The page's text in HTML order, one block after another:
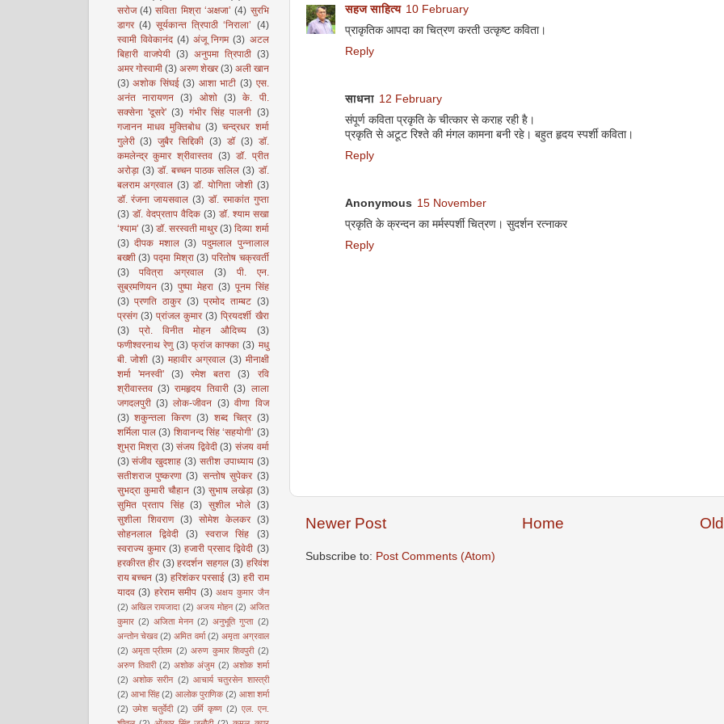
सहज साहित्य 10 February
प्राकृतिक आपदा का चित्रण करती उत्कृष्ट कविता।
Reply
साधना 12 February
संपूर्ण कविता प्रकृति के चीत्कार से कराह रही है।
प्रकृति से अटूट रिश्ते की मंगल कामना बनी रहे। बहुत हृदय स्पर्शी कविता।
Reply
Anonymous 15 November
प्रकृति के क्रन्दन का मर्मस्पर्शी चित्रण। सुदर्शन रत्नाकर
Reply
Newer Post Home
Subscribe to: Post Comments (Atom)
सरोज (4) सविता मिश्रा ‘अक्षजा’ (4) सुरभि
डागर (4) सूर्यकान्त त्रिपाठी ‘निराला’ (4)
स्वामी विवेकानंद (4) अंजू निगम (3) अटल
बिहारी वाजपेयी (3) अनुपमा त्रिपाठी (3)
अमर गोस्वामी (3) अरुण शेखर (3) अली खान
(3) अशोक सिंघई (3) आशा भाटी (3) एस.
अनंत नारायणन (3) ओशो (3) के. पी.
सक्सेना 'दूसरे' (3) गंभीर सिंह पालनी (3)
गजानन माधव मुक्तिबोध (3) चन्द्रधर शर्मा
गुलेरी (3) जुबैर सिद्दिकी (3) डॉ (3) डॉ.
कमलेन्द्र कुमार श्रीवास्तव (3) डॉ. प्रीत
अरोड़ा (3) डॉ. बच्चन पाठक सलिल (3) डॉ.
बलराम अग्रवाल (3) डॉ. योगिता जोशी (3)
डॉ. रंजना जायसवाल (3) डॉ. रमाकांत गुप्ता
(3) डॉ. वेदप्रताप वैदिक (3) डॉ. श्याम सखा
‘श्याम’ (3) डॉ. सरस्वती माथुर (3) दिव्या शर्मा
(3) दीपक मशाल (3) पदुमलाल पुन्नालाल
बख्शी (3) पद्मा मिश्रा (3) परितोष चक्रवर्ती
(3)
पवित्रा अग्रवाल (3)
पी. एन.
सुब्रमणियन (3) पुष्पा मेहरा (3) पूनम सिंह
(3) प्रणति ठाकुर (3) प्रमोद ताम्बट (3)
प्रसंग (3) प्रांजल कुमार (3) प्रियदर्शी खैरा
(3)
प्रो. विनीत मोहन औदिच्य
(3)
फणीश्वरनाथ रेणु (3) फ्रांज काफ्का (3) मधु
बी. जोशी (3) महावीर अग्रवाल (3) मीनाक्षी
शर्मा 'मनस्वी'
(3) रमेश बतरा (3)
रवि
श्रीवास्तव (3) रामहृदय तिवारी (3) लाला
जगदलपुरी (3) लोक-जीवन (3) वीणा विज
(3) शकुन्तला किरण (3) शब्द चित्र (3)
शर्मिला पाल (3) शिवानन्द सिंह ‘सहयोगी’ (3)
शुभ्रा मिश्रा (3) संजय द्विवेदी (3) संजय वर्मा
(3) संजीव खुदशाह (3) सतीश उपाध्याय (3)
सतीशराज पुष्करणा (3) सन्तोष सुपेकर (3)
सुभद्रा कुमारी चौहान (3) सुभाष लखेड़ा (3)
सुमित प्रताप सिंह (3) सुशील भोले (3)
सुशीला शिवराण
(3) सोमेश केलकर
(3)
सोहनलाल द्विवेदी
(3) स्वराज सिंह
(3)
स्वराज्य कुमार (3) हजारी प्रसाद द्विवेदी (3)
हरकीरत हीर (3) हरदर्शन सहगल (3) हरिवंश
राय बच्चन (3) हरिशंकर परसाई (3) हरी राम
यादव (3) हरेराम समीप (3) अक्षय कुमार जैन
(2) अखिल रायजादा (2) अजय मोहन (2) अजित
कुमार (2) अजिता मेनन (2) अनुभूति गुप्ता (2)
अन्तोन चेखव (2) अमित वर्मा (2) अमृता अग्रवाल
(2) अमृता प्रीतम (2) अरुण कुमार शिवपुरी (2)
अरुण तिवारी (2) अशोक अंजुम (2) अशोक शर्मा
(2) अशोक सरीन (2) आचार्य चतुरसेन शास्त्री
(2) आभा सिंह (2) आलोक पुराणिक (2) आशा शर्मा
(2) उमेश चतुर्वेदी (2) उर्मि कृष्ण (2) एल. एन.